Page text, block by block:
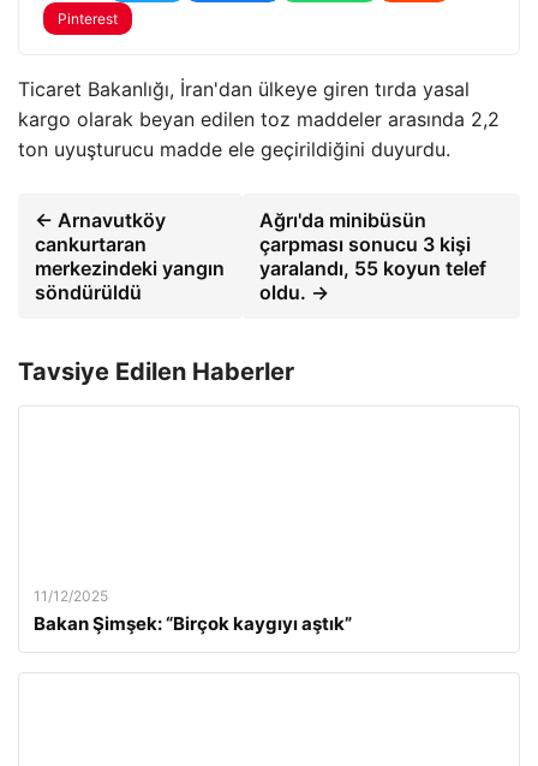
Pinterest
Ticaret Bakanlığı, İran'dan ülkeye giren tırda yasal
kargo olarak beyan edilen toz maddeler arasında 2,2
ton uyuşturucu madde ele geçirildiğini duyurdu.
← Arnavutköy
cankurtaran
merkezindeki yangın
söndürüldü
Ağrı'da minibüsün
çarpması sonucu 3 kişi
yaralandı, 55 koyun telef
oldu. →
Tavsiye Edilen Haberler
11/12/2025
Bakan Şimşek: “Birçok kaygıyı aştık”